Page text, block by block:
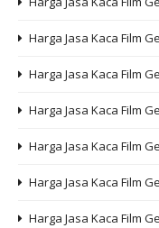
Harga Jasa Kaca Film
Harga Jasa Kaca Film
Harga Jasa Kaca Film
Harga Jasa Kaca Film
Harga Jasa Kaca Film
Harga Jasa Kaca Film